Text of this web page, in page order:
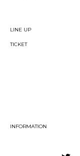
LINE UP
TICKET
INFORMATION